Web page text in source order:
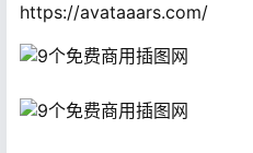
https://avataaars.com/